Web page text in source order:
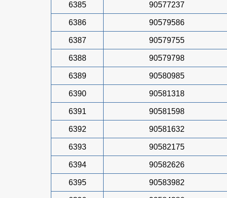
6385 90577237
6386 90579586
6387 90579755
6388 90579798
6389 90580985
6390 90581318
6391 90581598
6392 90581632
6393 90582175
6394 90582626
6395 90583982